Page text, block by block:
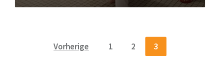
Seitennummerierung
Vorherige 1 2 3